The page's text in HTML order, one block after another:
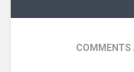
COMMENTS